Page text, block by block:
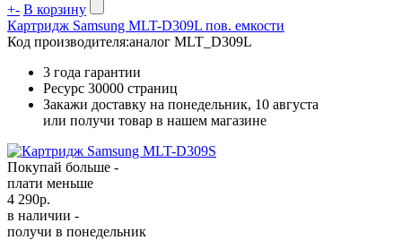
+- В корзину
Картридж Samsung MLT-D309L пов. емкости
Код производителя:аналог MLT_D309L
3 года гарантии
Ресурс 30000 страниц
Закажи доставку на понедельник, 10 августа
или получи товар в нашем магазине
Покупай больше -
плати меньше
4 290р.
в наличии -
получи в понедельник